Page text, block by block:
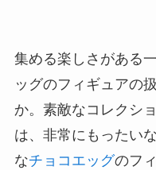
集める楽しさがある
ッグのフィギュアの
か。素敵なコレクシ
は、非常にもったい
なチョコエッグのフ